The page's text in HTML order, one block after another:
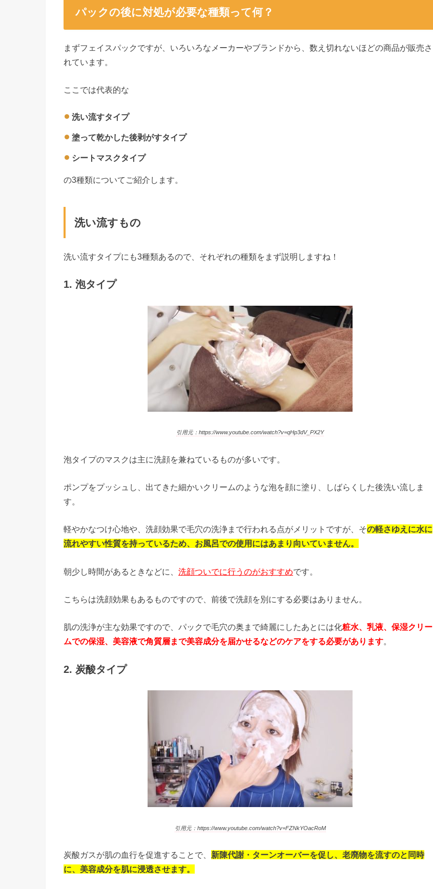
パックの後に対処が必要な種類って何？
まずフェイスパックですが、いろいろなメーカーやブランドから、数え切れないほどの商品が販売さ
れています。
ここでは代表的な
洗い流すタイプ
塗って乾かした後剥がすタイプ
シートマスクタイプ
の3種類についてご紹介します。
洗い流すもの
洗い流すタイプにも3種類あるので、それぞれの種類をまず説明しますね！
1. 泡タイプ
引用元：https://www.youtube.com/watch?v=qHp3dV_PX2Y
泡タイプのマスクは主に洗顔を兼ねているものが多いです。
ポンプをプッシュし、出てきた細かいクリームのような泡を顔に塗り、しばらくした後洗い流しま
す。
軽やかなつけ心地や、洗顔効果で毛穴の洗浄まで行われる点がメリットですが、その軽さゆえに水に
流れやすい性質を持っているため、お風呂での使用にはあまり向いていません。
朝少し時間があるときなどに、 洗顔ついでに行うのがおすすめです。
こちらは洗顔効果もあるものですので、前後で洗顔を別にする必要はありません。
肌の洗浄が主な効果ですので、パックで毛穴の奥まで綺麗にしたあとには化粧水、乳液、保湿クリー
ムでの保湿、美容液で角質層まで美容成分を届かせるなどのケアをする必要があります。
2. 炭酸タイプ
引用元：https://www.youtube.com/watch?v=FZNkYOacRoM
炭酸ガスが肌の血行を促進することで、 新陳代謝・ターンオーバーを促し、老廃物を流すのと同時
に、美容成分を肌に浸透させます。